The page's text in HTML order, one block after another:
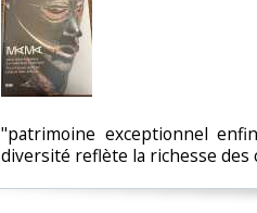
‎"patrimoine exceptionnel
diversité reflète la richesse des